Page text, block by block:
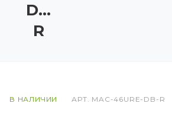
DB-
R
В НАЛИЧИИ АРТ. MAC-46URE-DB-R